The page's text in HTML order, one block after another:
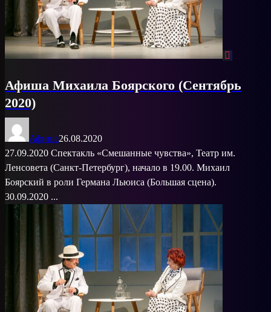
Афиша Михаила Боярского (Сентябрь
2020)
Афиша26.08.2020
27.09.2020 Спектакль «Смешанные чувства», Театр им.
Ленсовета (Санкт-Петербург), начало в 19.00. Михаил
Боярский в роли Германа Льюиса (Большая сцена).
30.09.2020 ...